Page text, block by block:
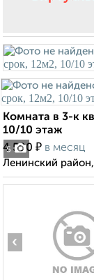
5
Комната в 3-к
10/10 этаж
4 500 ₽ в месяц
Ленинский
‹